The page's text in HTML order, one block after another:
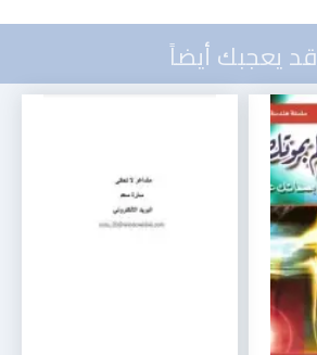
قد يعجبك أيضاً